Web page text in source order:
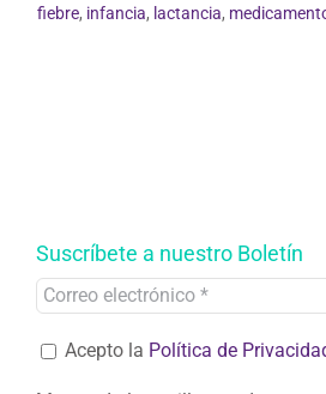
fiebre, infancia, lactancia,
Suscríbete a nuestro Boletín
Acepto la Política de